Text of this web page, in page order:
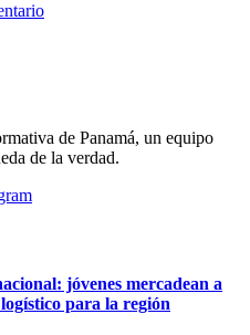
de Panamá, un equipo
de la verdad.
jóvenes mercadean a
para la región